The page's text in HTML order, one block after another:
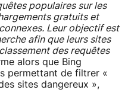
populaires sur les
gratuits et
Leur objectif est
afin que leurs sites
des requêtes
alors que Bing
permettant de filtrer «
sites dangereux »,